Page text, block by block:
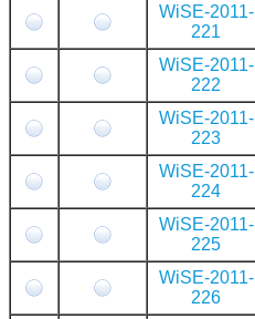
WiSE-2011-
221
WiSE-2011-
222
WiSE-2011-
223
WiSE-2011-
224
WiSE-2011-
225
WiSE-2011-
226